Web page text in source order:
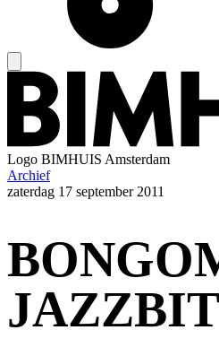
Logo BIMHUIS Amsterdam
Archief
zaterdag 17 september 2011